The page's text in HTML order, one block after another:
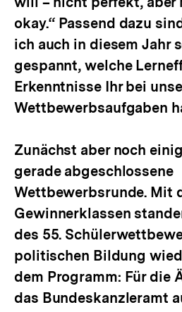
okay.“ Passend dazu
ich auch in diesem Jahr
gespannt, welche
Erkenntnisse Ihr bei
Wettbewerbsaufgaben
Zunächst aber noch
gerade abgeschlossene
Wettbewerbsrunde. Mit
Gewinnerklassen
des 55.
politischen Bildung
dem Programm: Für die
das Bundeskanzleramt